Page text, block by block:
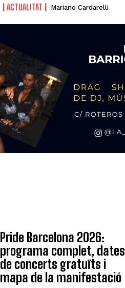
ACTUALITAT Mariano Cardarelli
Pride Barcelona 2026:
programa complet, dates
de concerts gratuïts i
mapa de la manifestació